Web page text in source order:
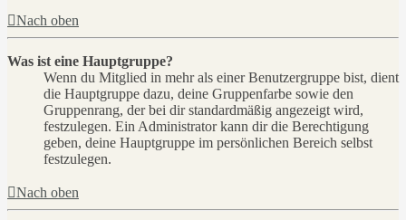
Nach oben
Was ist eine Hauptgruppe?
Wenn du Mitglied in mehr als einer Benutzergruppe bist, dient
die Hauptgruppe dazu, deine Gruppenfarbe sowie den
Gruppenrang, der bei dir standardmäßig angezeigt wird,
festzulegen. Ein Administrator kann dir die Berechtigung
geben, deine Hauptgruppe im persönlichen Bereich selbst
festzulegen.
Nach oben